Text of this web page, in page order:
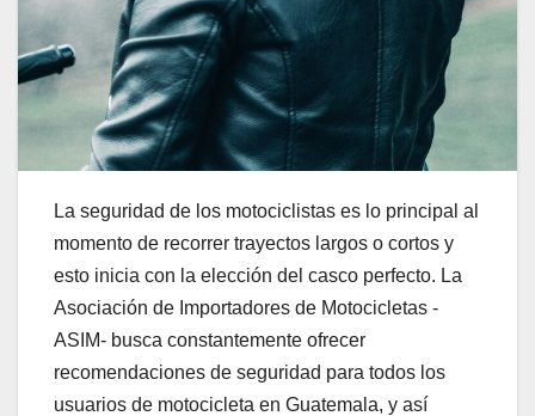
La seguridad de los motociclistas es lo principal al
momento de recorrer trayectos largos o cortos y
esto inicia con la elección del casco perfecto. La
Asociación de Importadores de Motocicletas -
ASIM- busca constantemente ofrecer
recomendaciones de seguridad para todos los
usuarios de motocicleta en Guatemala, y así